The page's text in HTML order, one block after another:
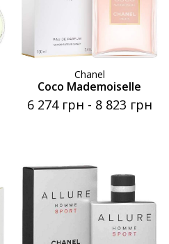
Chanel
Coco Mademoiselle
6 274 грн - 8 823 грн